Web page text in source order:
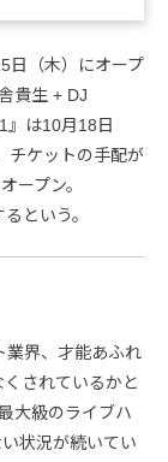
日（木）にオープ
貴生 + DJ
』は10月18日
チケットの手配が
ープン。
という。
業界、才能あふれ
されているかと
大級のライブハ
状況が続いてい